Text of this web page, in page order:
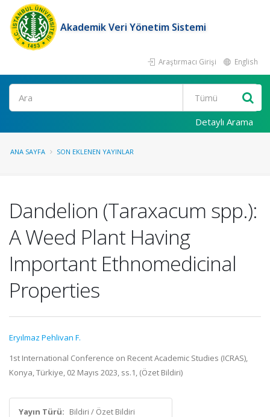
Akademik Veri Yönetim Sistemi
Araştırmacı Girişi English
Ara
Detaylı Arama
ANA SAYFA SON EKLENEN YAYINLAR
Dandelion (Taraxacum spp.):
A Weed Plant Having
Important Ethnomedicinal
Properties
Eryılmaz Pehlivan F.
1st International Conference on Recent Academic Studies (ICRAS),
Konya, Türkiye, 02 Mayıs 2023, ss.1, (Özet Bildiri)
Yayın Türü: Bildiri / Özet Bildiri